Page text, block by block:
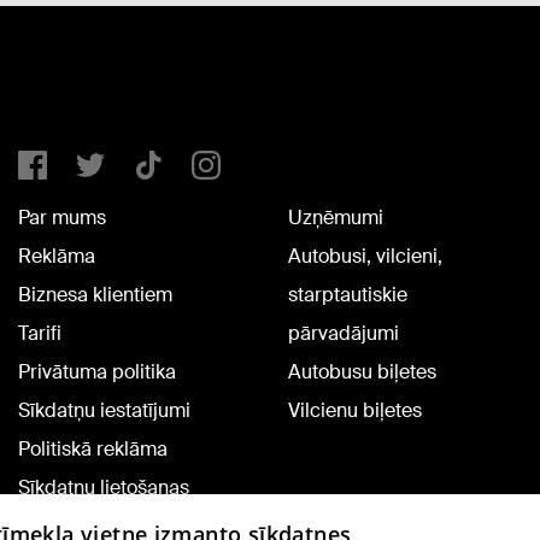
Par mums
Reklāma
Biznesa klientiem
Tarifi
Privātuma politika
Sīkdatņu iestatījumi
Politiskā reklāma
Sīkdatņu lietošanas
noteikumi
Uzņēmumi
Autobusi, vilcieni,
starptautiskie
pārvadājumi
Autobusu biļetes
Vilcienu biļetes
vietne izmanto sīkdatnes